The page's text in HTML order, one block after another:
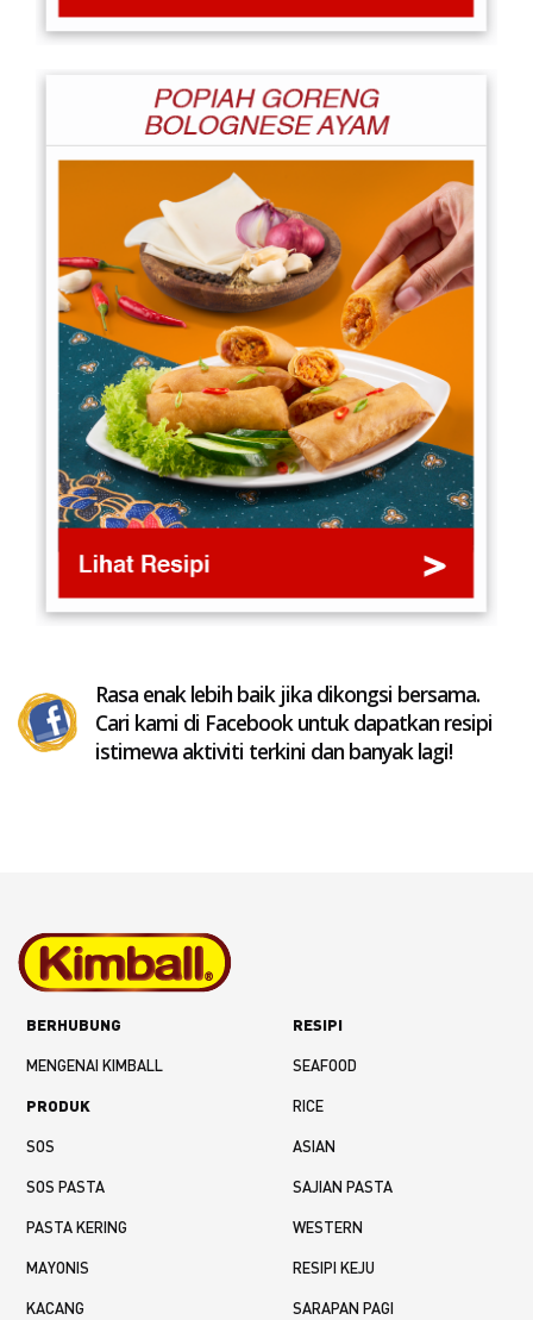
Rasa enak lebih baik jika dikongsi bersama.
Cari kami di Facebook untuk dapatkan resipi
istimewa aktiviti terkini dan banyak lagi!
BERHUBUNG
MENGENAI KIMBALL
PRODUK
SOS
SOS PASTA
PASTA KERING
MAYONIS
KACANG
RESIPI
SEAFOOD
RICE
ASIAN
SAJIAN PASTA
WESTERN
RESIPI KEJU
SARAPAN PAGI